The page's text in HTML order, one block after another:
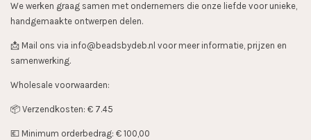
We werken graag samen met ondernemers die onze liefde voor unieke,
handgemaakte ontwerpen delen.
📩 Mail ons via info@beadsbydeb.nl voor meer informatie, prijzen en
samenwerking.
Wholesale voorwaarden:
📦 Verzendkosten: € 7.45
💶 Minimum orderbedrag: € 100,00